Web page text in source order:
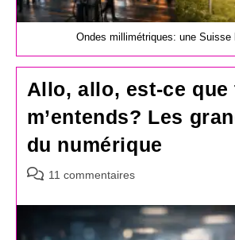
Ondes millimétriques: une Suisse
Allo, allo, est-ce que
m’entends? Les
du numérique
Commentaires
la
publication :
11 commentaires